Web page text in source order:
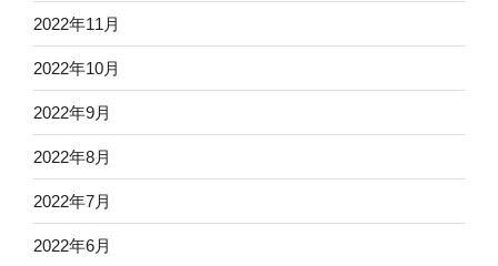
2022年11月
2022年10月
2022年9月
2022年8月
2022年7月
2022年6月